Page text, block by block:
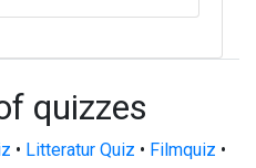
quizzes
• Litteratur Quiz • Filmquiz •